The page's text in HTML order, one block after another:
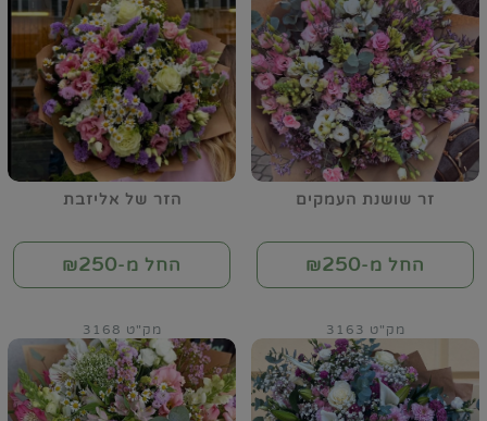
זר שושנת העמקים
החל מ-₪250
הזר של אליזבת
החל מ-₪250
מק"ט 3163 מק"ט 3168